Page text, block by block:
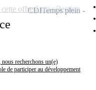
recherchons un(e)
de participer au développement
CDITemps plein
offre à ma sélection